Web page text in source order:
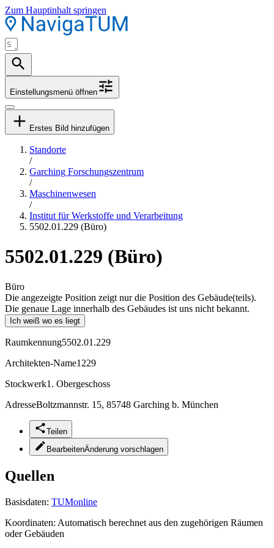
Zum Hauptinhalt springen
Einstellungsmenü öffnen
Erstes Bild hinzufügen
Standorte
/
Garching Forschungszentrum
/
Maschinenwesen
/
Institut für Werkstoffe und Verarbeitung
5502.01.229 (Büro)
5502.01.229 (Büro)
Büro
Die angezeigte Position zeigt nur die Position des Gebäude(teils).
Die genaue Lage innerhalb des Gebäudes ist uns nicht bekannt.
Ich weiß wo es liegt
Raumkennung5502.01.229
Architekten-Name1229
Stockwerk1. Obergeschoss
AdresseBoltzmannstr. 15, 85748 Garching b. München
Teilen
BearbeitenÄnderung vorschlagen
Quellen
Basisdaten: TUMonline
Koordinaten: Automatisch berechnet aus den zugehörigen Räumen
oder Gebäuden